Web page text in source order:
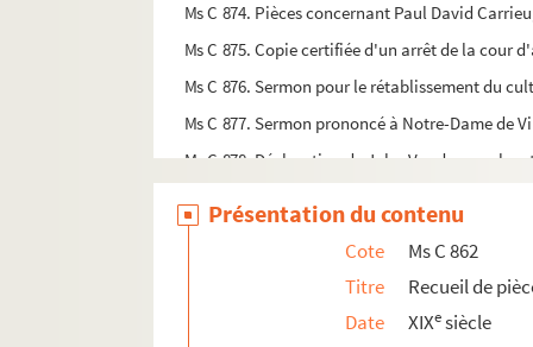
Ms C 874. Pièces concernant Paul David
Ms C 875. Copie certifiée d'un arrêt de la cour
Ms C 876. Sermon pour le rétablissement du
Ms C 877. Sermon prononcé à Notre-Dame
Ms C 878. Déclaration de Jules Vaudry, ex-
Ms C 880. Copies de poèmes, poésies, etc.
Présentation du contenu
Cote
Ms C 862
Titre
Recueil de
Date
XIXesiècle